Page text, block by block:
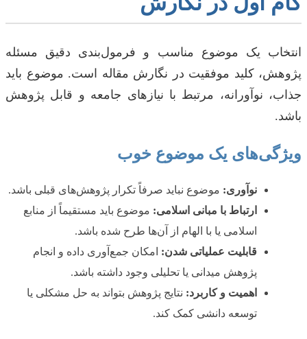
انتخاب یک موضوع مناسب و فرمول‌بندی دقیق مسئله
پژوهش، کلید موفقیت در نگارش مقاله است. موضوع باید
جذاب، نوآورانه، مرتبط با نیازهای جامعه و قابل پژوهش
باشد.
ویژگی‌های یک موضوع خوب
نوآوری: موضوع نباید صرفاً تکرار پژوهش‌های قبلی باشد.
ارتباط با مبانی اسلامی: موضوع باید مستقیماً از منابع
اسلامی یا با الهام از آن‌ها طرح شده باشد.
قابلیت عملیاتی شدن: امکان جمع‌آوری داده و انجام
پژوهش میدانی یا تحلیلی وجود داشته باشد.
اهمیت و کاربرد: نتایج پژوهش بتواند به حل مشکلی یا
توسعه دانشی کمک کند.